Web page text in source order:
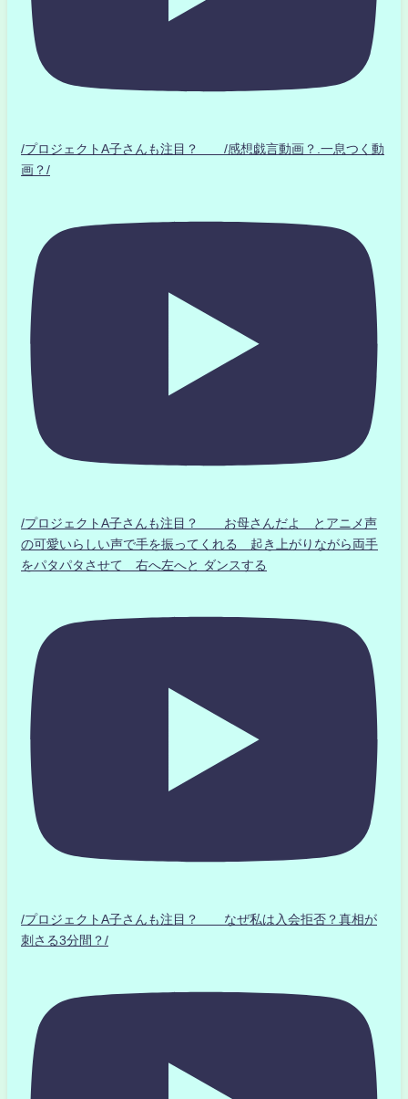
/プロジェクトA子さんも注目？ /感想戯言動画？.一息つく動
画？/
/プロジェクトA子さんも注目？ お母さんだよ とアニメ声
の可愛いらしい声で手を振ってくれる 起き上がりながら両手
をパタパタさせて 右へ左へと ダンスする
/プロジェクトA子さんも注目？ なぜ私は入会拒否？真相が
刺さる3分間？/